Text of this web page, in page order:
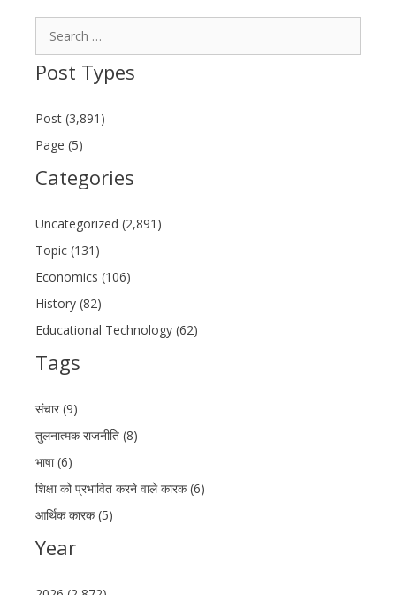
Post Types
Post (3,891)
Page (5)
Categories
Uncategorized (2,891)
Topic (131)
Economics (106)
History (82)
Educational Technology (62)
Tags
संचार (9)
तुलनात्मक राजनीति (8)
भाषा (6)
शिक्षा को प्रभावित करने वाले कारक (6)
आर्थिक कारक (5)
Year